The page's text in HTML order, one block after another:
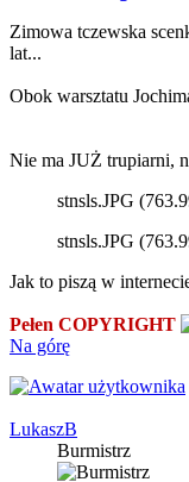
Zimowa tczewska
lat...
Obok warsztatu
Nie ma JUŻ trupiarni,
stnsls.JPG
stnsls.JPG
Jak to piszą w
Pełen COPYRIGHT
Na górę
LukaszB
Burmistrz